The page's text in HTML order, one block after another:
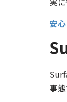
安
事態